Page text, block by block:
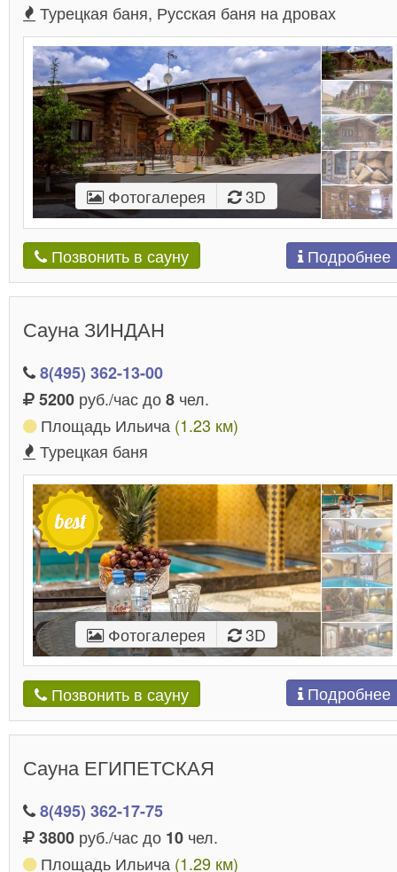
Турецкая баня, Русская баня на дровах
Фотогалерея 3D
Позвонить в сауну Подробнее
Сауна ЗИНДАН
8(495) 362-13-00
5200 руб./час до8 чел.
Площадь Ильича (1.23 км)
Турецкая баня
Фотогалерея 3D
Позвонить в сауну Подробнее
Сауна ЕГИПЕТСКАЯ
8(495) 362-17-75
3800 руб./час до 10 чел.
Площадь Ильича (1.29 км)